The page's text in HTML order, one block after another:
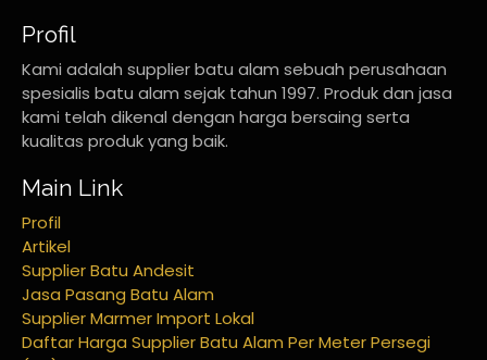
Profil
Kami adalah supplier batu alam sebuah perusahaan
spesialis batu alam sejak tahun 1997. Produk dan jasa
kami telah dikenal dengan harga bersaing serta
kualitas produk yang baik.
Main Link
Profil
Artikel
Supplier Batu Andesit
Jasa Pasang Batu Alam
Supplier Marmer Import Lokal
Daftar Harga Supplier Batu Alam Per Meter Persegi